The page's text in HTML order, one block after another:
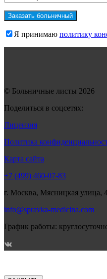
Я принимаю политику
© Больничные листы 2026
Поделиться в соцсетях:
Лицензия
Политика
Карта сайта
+7 (499) 460-07-83
г. Москва, Мясницкая улица,
info@spravka-medicina.com
График работы: